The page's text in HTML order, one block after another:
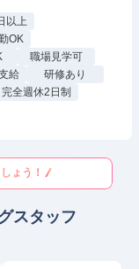
以上
OK
職場見学可
給
研修あり
完全週休2日制
ょう！
スタッフ